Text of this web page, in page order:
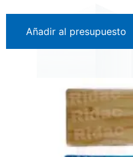
Añadir al presupuesto